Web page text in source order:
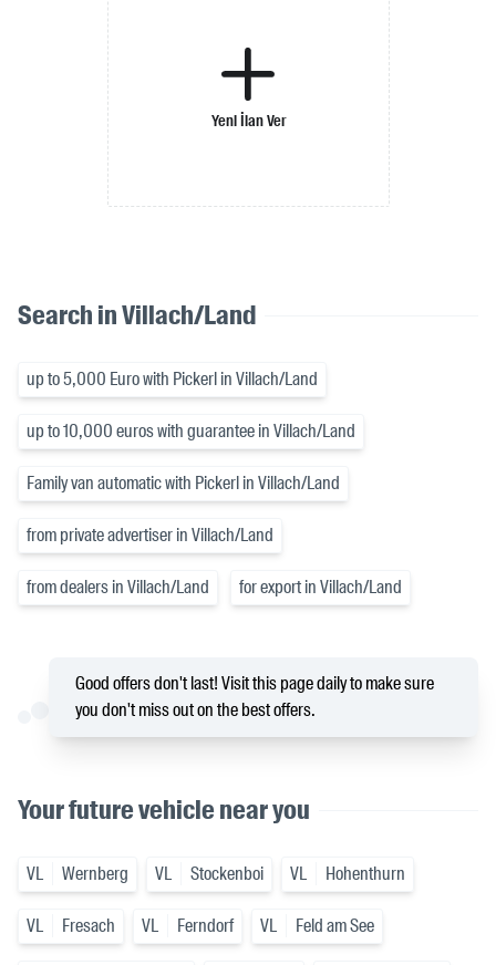
Yeni İlan Ver
Search in Villach/Land
up to 5,000 Euro with Pickerl in Villach/Land
up to 10,000 euros with guarantee in Villach/Land
Family van automatic with Pickerl in Villach/Land
from private advertiser in Villach/Land
from dealers in Villach/Land for export in Villach/Land
Good offers don't last! Visit this page daily to make sure
you don't miss out on the best offers.
Your future vehicle near you
VL Wernberg VL Stockenboi VL Hohenthurn
VL Fresach VL Ferndorf VL Feld am See